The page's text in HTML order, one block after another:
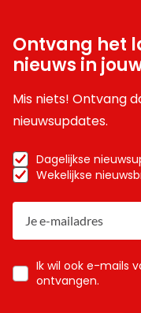
Ontvang het
nieuws in
Mis niets! Ontvang
nieuwsupdates.
Dagelijkse
Wekelijkse
Ik wil ook e-mails
ontvangen.